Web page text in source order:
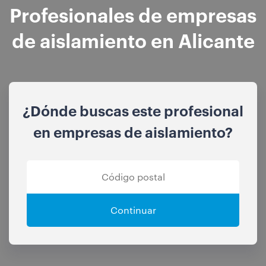
Profesionales de empresas
de aislamiento en Alicante
¿Dónde buscas este profesional
en empresas de aislamiento?
Continuar